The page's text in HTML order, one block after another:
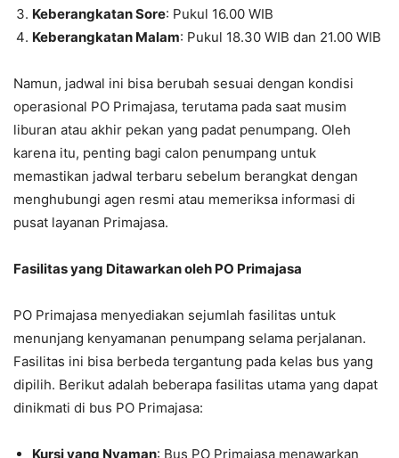
Keberangkatan Sore: Pukul 16.00 WIB
Keberangkatan Malam: Pukul 18.30 WIB dan 21.00 WIB
Namun, jadwal ini bisa berubah sesuai dengan kondisi
operasional PO Primajasa, terutama pada saat musim
liburan atau akhir pekan yang padat penumpang. Oleh
karena itu, penting bagi calon penumpang untuk
memastikan jadwal terbaru sebelum berangkat dengan
menghubungi agen resmi atau memeriksa informasi di
pusat layanan Primajasa.
Fasilitas yang Ditawarkan oleh PO Primajasa
PO Primajasa menyediakan sejumlah fasilitas untuk
menunjang kenyamanan penumpang selama perjalanan.
Fasilitas ini bisa berbeda tergantung pada kelas bus yang
dipilih. Berikut adalah beberapa fasilitas utama yang dapat
dinikmati di bus PO Primajasa:
Kursi yang Nyaman: Bus PO Primajasa menawarkan